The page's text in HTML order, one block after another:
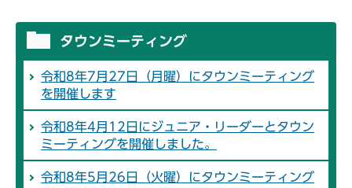
タウンミーティング
令和8年7月27日（月曜）にタウンミーティング
を開催します
令和8年4月12日にジュニア・リーダーとタウン
ミーティングを開催しました。
令和8年5月26日（火曜）にタウンミーティング